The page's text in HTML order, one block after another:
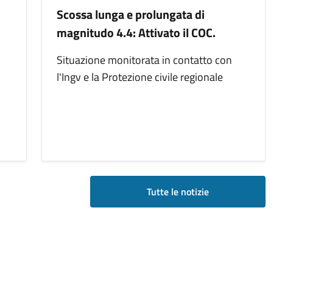
Scossa lunga e prolungata di
magnitudo 4.4: Attivato il COC.
Situazione monitorata in contatto con
l'Ingv e la Protezione civile regionale
Tutte le notizie